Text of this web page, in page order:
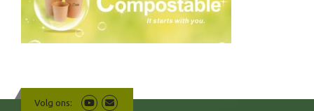
Volg ons: